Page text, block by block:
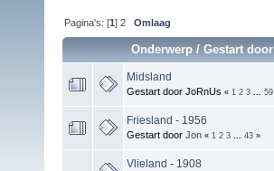
Pagina's: [1]2 Omlaag
Onderwerp /Gestart door
Midsland
Gestart door JoRnUs « 1 2 3 59
Friesland - 1956
Gestart door Jon « 1 2 3 43 »
Vlieland - 1908